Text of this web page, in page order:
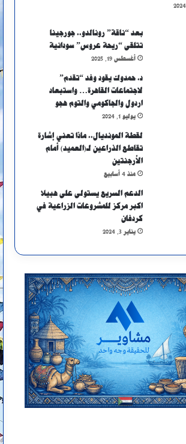
بعد “ناقة” رونالدو.. جورجينا
تتلقى “ريحة عروس” سودانية
أغسطس 19, 2025
د. حمدوك يقود وفد “تقدم”
لاجتماعات القاهرة… واستبعاد
اردول والجاكومي والتوم هجو
يوليو 1, 2024
لقطة المونديال.. ماذا تعني إشارة
تقاطع الذراعين لـ(العميد) أمام
الأرجنتين
منذ 4 أسابيع
الدعم السريع يستولى على هبيلا
اكبر مركز للمشروعات الزراعية في
كردفان
يناير 3, 2024